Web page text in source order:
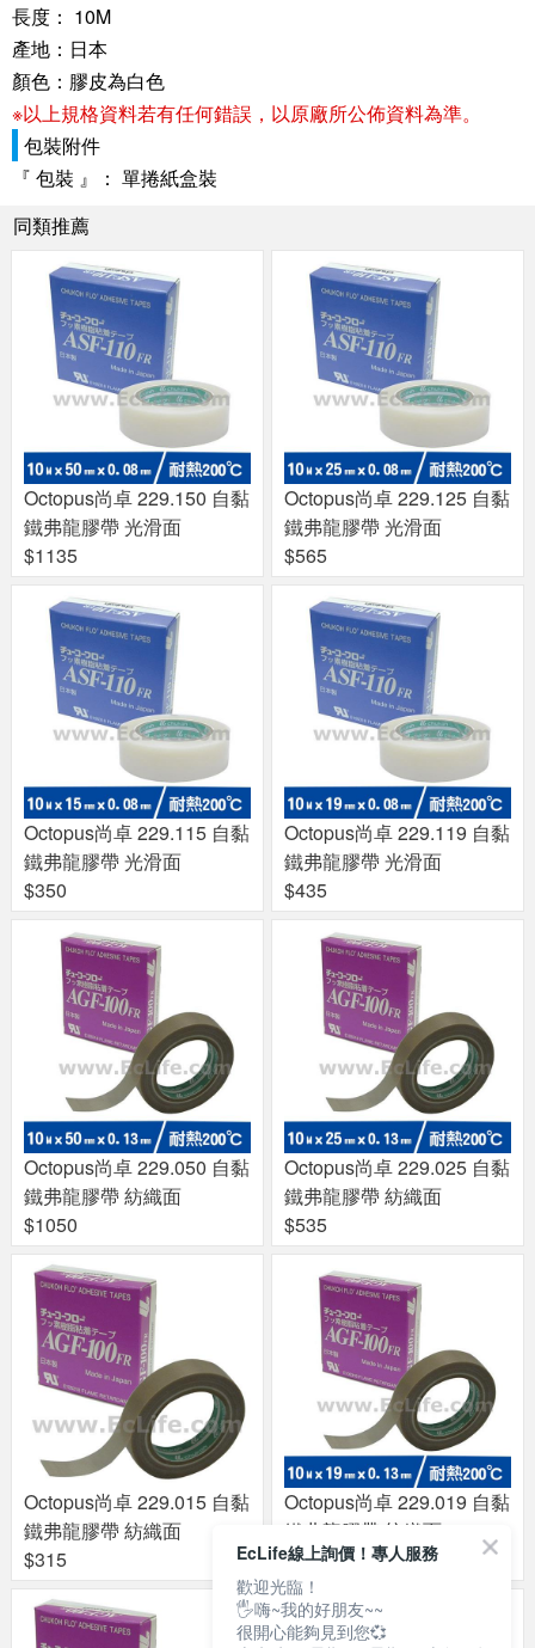
長度： 10M
產地：日本
顏色：膠皮為白色
※以上規格資料若有任何錯誤，以原廠所公佈資料為準。
包裝附件
『 包裝 』： 單捲紙盒裝
同類推薦
Octopus尚卓 229.150 自黏
鐵弗龍膠帶 光滑面
$1135
Octopus尚卓 229.125 自黏
鐵弗龍膠帶 光滑面
$565
Octopus尚卓 229.115 自黏
鐵弗龍膠帶 光滑面
$350
Octopus尚卓 229.119 自黏
鐵弗龍膠帶 光滑面
$435
Octopus尚卓 229.050 自黏
鐵弗龍膠帶 紡織面
$1050
Octopus尚卓 229.025 自黏
鐵弗龍膠帶 紡織面
$535
Octopus尚卓 229.015 自黏
鐵弗龍膠帶 紡織面
$315
Octopus尚卓 229.019 自黏
鐵弗龍膠帶 紡織面
$410
EcLife線上詢價！專人服務
歡迎光臨！
🖐嗨~我的好朋友~~
很開心能夠見到您💞